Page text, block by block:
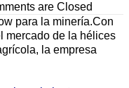
are Closed
para la minería.Con
mercado de la hélices
la empresa